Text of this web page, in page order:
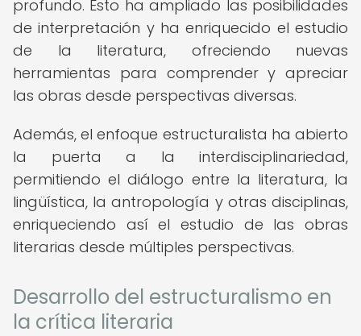
profundo. Esto ha ampliado las posibilidades
de interpretación y ha enriquecido el estudio
de la literatura, ofreciendo nuevas
herramientas para comprender y apreciar
las obras desde perspectivas diversas.
Además, el enfoque estructuralista ha abierto
la puerta a la interdisciplinariedad,
permitiendo el diálogo entre la literatura, la
lingüística, la antropología y otras disciplinas,
enriqueciendo así el estudio de las obras
literarias desde múltiples perspectivas.
Desarrollo del estructuralismo en
la crítica literaria